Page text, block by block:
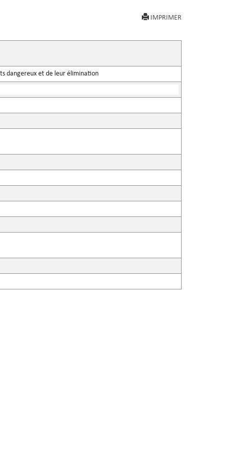
IMPRIMER
dangereux et de leur élimination